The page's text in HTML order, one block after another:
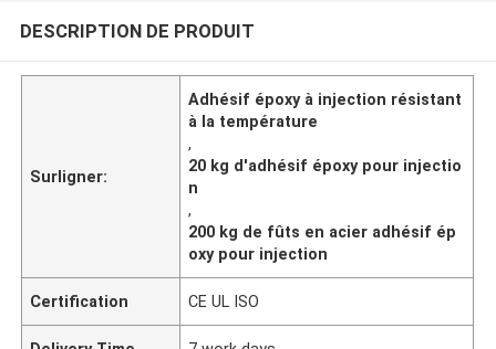
DESCRIPTION DE PRODUIT
Surligner:
Adhésif époxy à injection résistant
à la température
,
20 kg d'adhésif époxy pour injectio
n
,
200 kg de fûts en acier adhésif ép
oxy pour injection
Certification CE UL ISO